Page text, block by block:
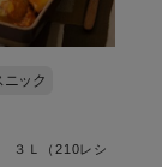
ニック
３Ｌ（210レシ